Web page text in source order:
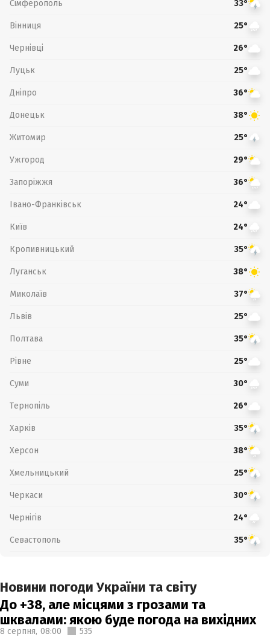
Сімферополь 33°
Вінниця 25°
Чернівці 26°
Луцьк 25°
Дніпро 36°
Донецьк 38°
Житомир 25°
Ужгород 29°
Запоріжжя 36°
Івано-Франківськ 24°
Київ 24°
Кропивницький 35°
Луганськ 38°
Миколаїв 37°
Львів 25°
Полтава 35°
Рівне 25°
Суми 30°
Тернопіль 26°
Харків 35°
Херсон 38°
Хмельницький 25°
Черкаси 30°
Чернігів 24°
Севастополь 35°
Новини погоди України та світу
До +38, але місцями з грозами та
шквалами: якою буде погода на вихідних
8 серпня, 08:00 535